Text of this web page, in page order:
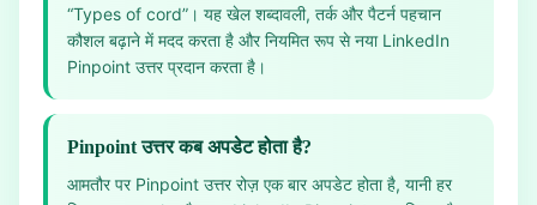
“Types of cord”। यह खेल शब्दावली, तर्क और पैटर्न पहचान
कौशल बढ़ाने में मदद करता है और नियमित रूप से नया LinkedIn
Pinpoint उत्तर प्रदान करता है।
Pinpoint उत्तर कब अपडेट होता है?
आमतौर पर Pinpoint उत्तर रोज़ एक बार अपडेट होता है, यानी हर